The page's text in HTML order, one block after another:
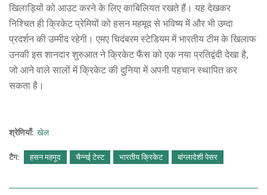
खिलाड़ियों को आउट करने के लिए काबिलियत रखते हैं। यह देखकर
निश्चित ही क्रिकेट प्रेमियों को हसन महमूद से भविष्य में और भी उम्दा
प्रदर्शन की उम्मीद रहेगी। एमए चिदंबरम स्टेडियम में भारतीय टीम के खिलाफ
उनकी इस शानदार शुरुआत ने क्रिकेट फैंस को एक नया प्रतिद्वंदी देखा है,
जो आने वाले सालों में क्रिकेट की दुनिया में अपनी पहचान स्थापित कर
सकता है।
श्रेणियाँ: खेल
टैग: हसन महमूद चैन्नई टेस्ट भारतीय क्रिकेट बांग्लादेशी पेसर